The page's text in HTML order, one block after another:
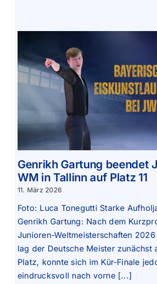
Genrikh Gartung beendet
WM in Tallinn auf Platz 11
11. März 2026
Foto: Luca Tonegutti Starke
Genrikh Gartung: Nach dem
Junioren-Weltmeisterschaften
lag der Deutsche Meister zunächst
Platz, konnte sich im Kür-Finale
eindrucksvoll nach vorne [...]